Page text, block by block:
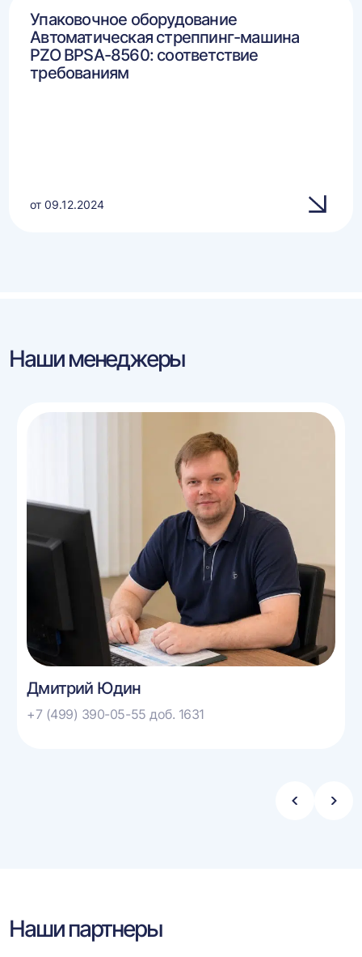
Упаковочное оборудование
Автоматическая стреппинг-машина
PZO BPSA-8560: соответствие
требованиям
от 09.12.2024
Наши менеджеры
Дмитрий Юдин
+7 (499) 390-05-55 доб. 1631
Стрелка
Наши партнеры